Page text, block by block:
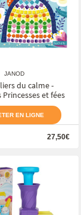
JANOD
du calme -
Princesses et fées
EN LIGNE
27,50€